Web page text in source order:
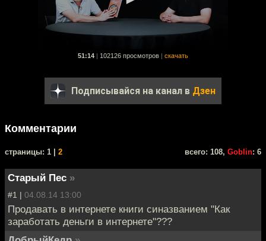
51:14 102126 просмотров скачать
Подписывайся на канал в Дзен
Комментарии
cтраницы: 1 | 2 всего: 108, Goblin: 6
Старый Пес »
#1 | 04.08.14 13:00
Продавать в интернете книги синазванием "Как
заработать деньги в интернете"???